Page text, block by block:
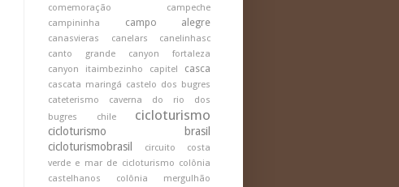
comemoração
campeche
campininha
campo alegre
canasvieras canelars
canelinhasc
canto grande
canyon fortaleza
canyon itaimbezinho
capitel casca
cascata maringá castelo dos bugres
cateterismo
caverna do rio dos
bugres
chile cicloturismo
cicloturismo brasil
cicloturismobrasil
circuito costa
verde e mar de cicloturismo colônia
castelhanos
colônia mergulhão